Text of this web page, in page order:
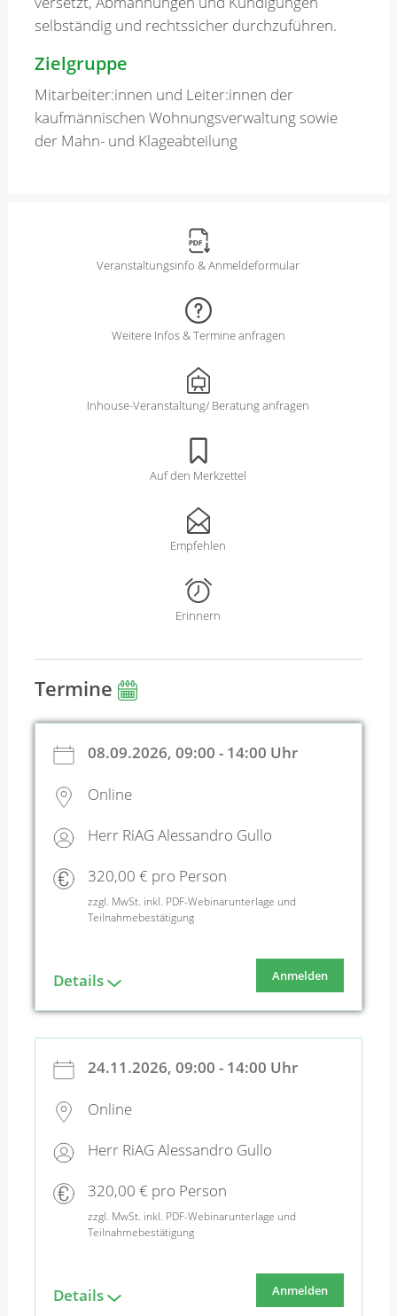
selbständig und rechtssicher durchzuführen.
Zielgruppe
Mitarbeiter:innen und Leiter:innen der
kaufmännischen Wohnungsverwaltung sowie
der Mahn- und Klageabteilung
Veranstaltungsinfo & Anmeldeformular
Weitere Infos & Termine anfragen
Inhouse-Veranstaltung/ Beratung anfragen
Auf den Merkzettel
Empfehlen
Erinnern
Termine
08.09.2026, 09:00 - 14:00 Uhr
Online
Herr RiAG Alessandro Gullo
320,00 € pro Person
zzgl. MwSt. inkl. PDF-Webinarunterlage und
Teilnahmebestätigung
Details Anmelden
24.11.2026, 09:00 - 14:00 Uhr
Online
Herr RiAG Alessandro Gullo
320,00 € pro Person
zzgl. MwSt. inkl. PDF-Webinarunterlage und
Teilnahmebestätigung
Details Anmelden